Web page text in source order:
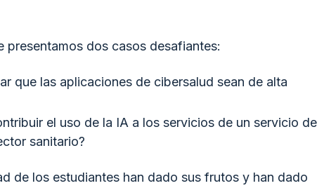
presentamos dos casos desafiantes:
que las aplicaciones de cibersalud sean de alta
el uso de la IA a los servicios de un servicio de
sanitario?
de los estudiantes han dado sus frutos y han dado